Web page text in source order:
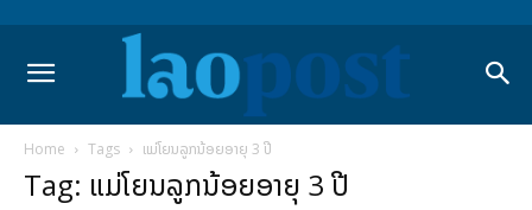
Home Tags ແມ່ໂຍນລູກນ້ອຍອາຍຸ 3 ປີ
Tag: ແມ່ໂຍນລູກນ້ອຍອາຍຸ 3 ປີ